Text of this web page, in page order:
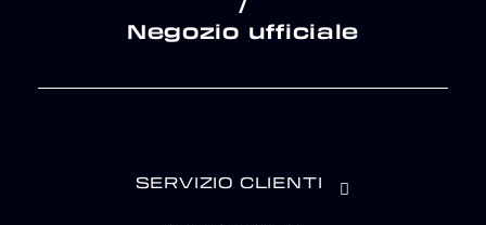
/
Negozio ufficiale
SERVIZIO CLIENTI